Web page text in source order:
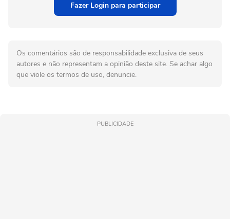
Fazer Login para participar
Os comentários são de responsabilidade exclusiva de seus
autores e não representam a opinião deste site. Se achar algo
que viole os termos de uso, denuncie.
PUBLICIDADE